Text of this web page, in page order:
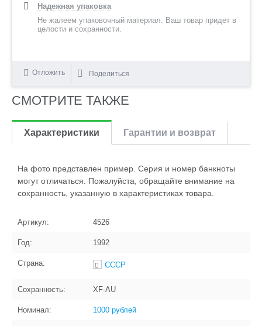
Надежная упаковка
Не жалеем упаковочный материал. Ваш товар придет в
целости и сохранности.
Отложить Поделиться
СМОТРИТЕ ТАКЖЕ
Характеристики Гарантии и возврат
На фото представлен пример. Серия и номер банкноты
могут отличаться. Пожалуйста, обращайте внимание на
сохранность, указанную в характеристиках товара.
Артикул: 4526
Год: 1992
Страна: СССР
Сохранность: XF-AU
Номинал: 1000 рублей